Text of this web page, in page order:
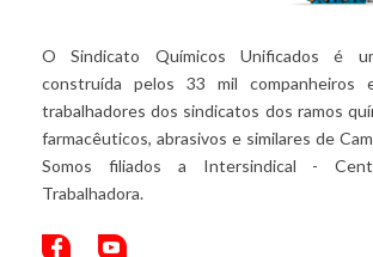
O Sindicato Químicos Unificados é
construída pelos 33 mil companheiros
trabalhadores dos sindicatos dos ramos
farmacêuticos, abrasivos e similares de
Somos filiados a Intersindical -
Trabalhadora.